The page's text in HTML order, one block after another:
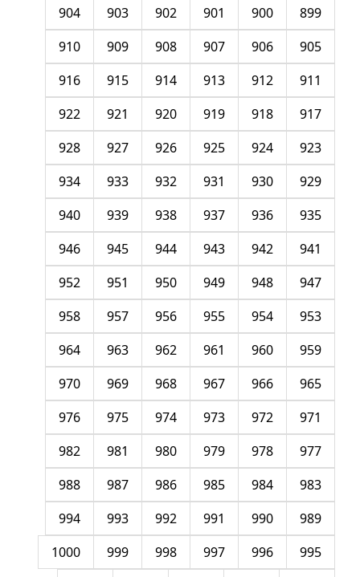
899
900
901
902
903
904
905
906
907
908
909
910
911
912
913
914
915
916
917
918
919
920
921
922
923
924
925
926
927
928
929
930
931
932
933
934
935
936
937
938
939
940
941
942
943
944
945
946
947
948
949
950
951
952
953
954
955
956
957
958
959
960
961
962
963
964
965
966
967
968
969
970
971
972
973
974
975
976
977
978
979
980
981
982
983
984
985
986
987
988
989
990
991
992
993
994
995
996
997
998
999
1000